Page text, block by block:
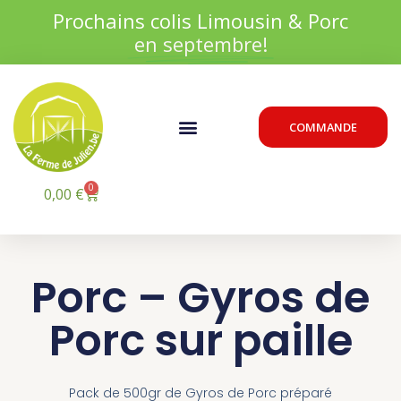
Prochains colis Limousin & Porc
en septembre!
Menu COMMANDE
0,00 € 0
Panier
Porc – Gyros de
Porc sur paille
Pack de 500gr de Gyros de Porc préparé